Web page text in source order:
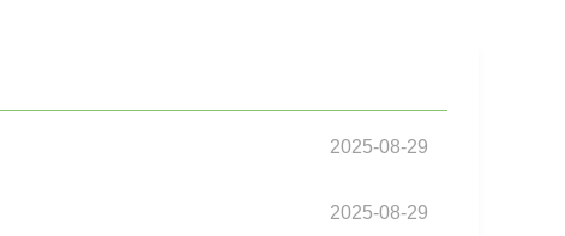
2025-08-29
2025-08-29